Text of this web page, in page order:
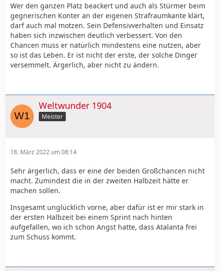
Wer den ganzen Platz beackert und auch als Stürmer beim
gegnerischen Konter an der eigenen Strafraumkante klärt,
darf auch mal motzen. Sein Defensivverhalten und Einsatz
haben sich inzwischen deutlich verbessert. Von den
Chancen muss er natürlich mindestens eine nutzen, aber
so ist das Leben. Er ist nicht der erste, der solche Dinger
versemmelt. Ärgerlich, aber nicht zu ändern.
Weltwunder 1904
Meister
18. März 2022 um 08:14
Sehr ärgerlich, dass er eine der beiden Großchancen nicht
macht. Zumindest die in der zweiten Halbzeit hätte er
machen sollen.
Insgesamt unglücklich vorne, aber dafür ist er mir stark in
der ersten Halbzeit bei einem Sprint nach hinten
aufgefallen, wo ich schon Angst hatte, dass Atalanta frei
zum Schuss kommt.